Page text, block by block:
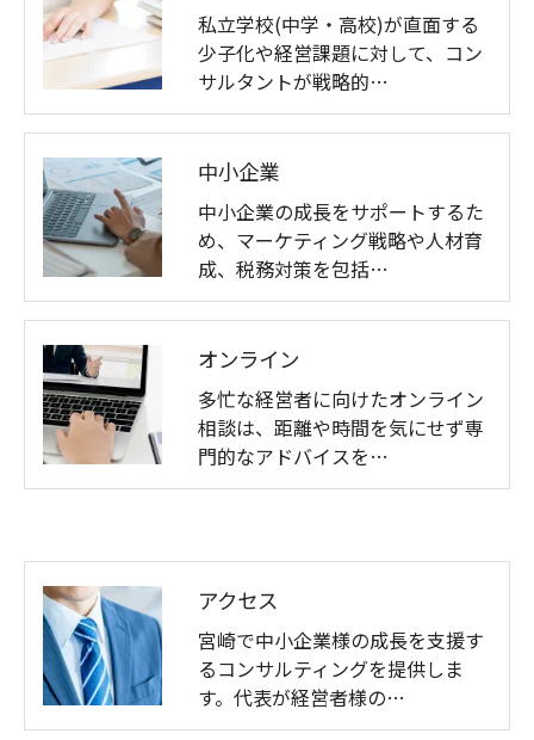
私立学校(中学・高校)が直面する
少子化や経営課題に対して、コン
サルタントが戦略的…
中小企業
中小企業の成長をサポートするた
め、マーケティング戦略や人材育
成、税務対策を包括…
オンライン
多忙な経営者に向けたオンライン
相談は、距離や時間を気にせず専
門的なアドバイスを…
アクセス
宮崎で中小企業様の成長を支援す
るコンサルティングを提供しま
す。代表が経営者様の…